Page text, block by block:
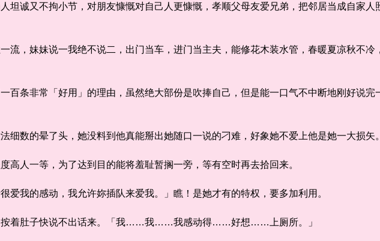
诚又不拘小节，对朋友慷慨对自己人更慷慨，孝顺父母友爱兄弟，把邻居当成自家人
妹妹说一我绝不说二，出门当车，进门当主夫，能修花木装水管，春暖夏凉秋不冷
条非常「好用」的理由，虽然绝大部份是吹捧自己，但是能一口气不中断地刚好说完
数的晕了头，她没料到他真能掰出她随口一说的刁难，好象她不爱上他是她一大损矢
人一等，为了达到目的能将羞耻暂搁一旁，等有空时再去拾回来。
我的感动，我允许妳插队来爱我。」瞧！是她才有的特权，要多加利用。
着肚子快说不出话来。「我……我……我感动得……好想……上厕所。」